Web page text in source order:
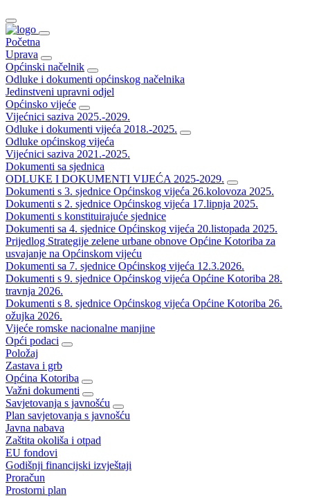
Početna
Uprava
Općinski načelnik
Odluke i dokumenti općinskog načelnika
Jedinstveni upravni odjel
Općinsko vijeće
Vijećnici saziva 2025.-2029.
Odluke i dokumenti vijeća 2018.-2025.
Odluke općinskog vijeća
Vijećnici saziva 2021.-2025.
Dokumenti sa sjednica
ODLUKE I DOKUMENTI VIJEĆA 2025-2029.
Dokumenti s 3. sjednice Općinskog vijeća 26.kolovoza 2025.
Dokumenti s 2. sjednice Općinskog vijeća 17.lipnja 2025.
Dokumenti s konstituirajuće sjednice
Dokumenti sa 4. sjednice Općinskog vijeća 20.listopada 2025.
Prijedlog Strategije zelene urbane obnove Općine Kotoriba za
usvajanje na Općinskom vijeću
Dokumenti sa 7. sjednice Općinskog vijeća 12.3.2026.
Dokumenti s 9. sjednice Općinskog vijeća Općine Kotoriba 28.
travnja 2026.
Dokumenti s 8. sjednice Općinskog vijeća Općine Kotoriba 26.
ožujka 2026.
Vijeće romske nacionalne manjine
Opći podaci
Položaj
Zastava i grb
Općina Kotoriba
Važni dokumenti
Savjetovanja s javnošću
Plan savjetovanja s javnošću
Javna nabava
Zaštita okoliša i otpad
EU fondovi
Godišnji financijski izvještaji
Proračun
Prostorni plan